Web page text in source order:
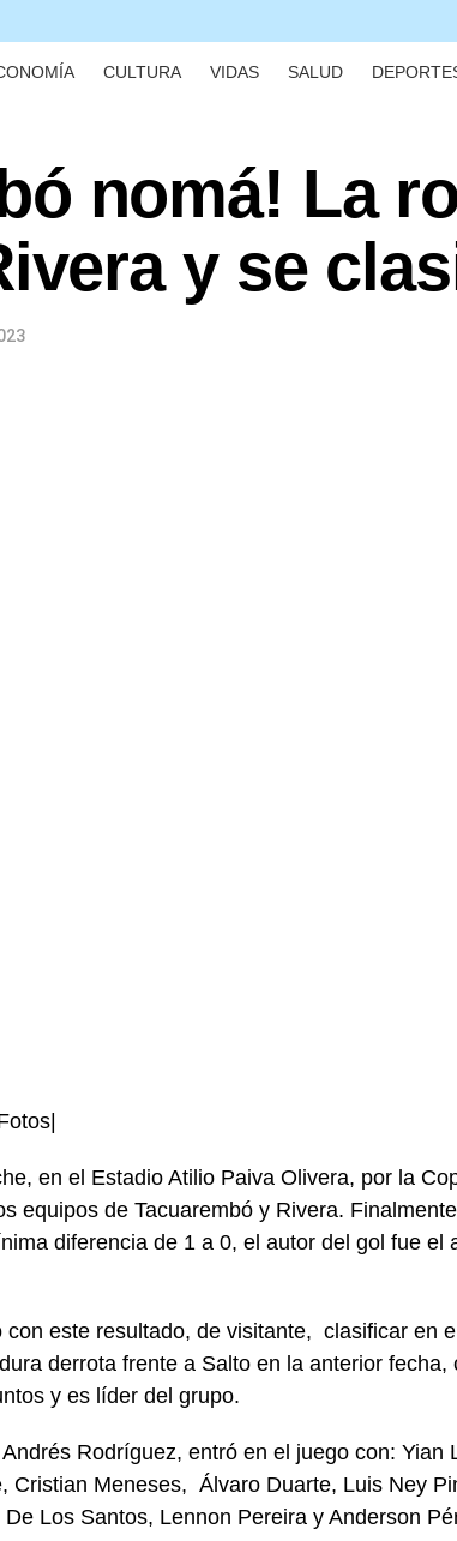
CULTURA VIDAS SALUD
nomá! La
y se
en el Estadio Atilio Paiva Olivera, por la
equipos de Tacuarembó y Rivera.
diferencia de 1 a 0, el autor del gol fue el
con este resultado, de visitante, clasificar en
derrota frente a Salto en la anterior fecha,
y es líder del grupo.
Rodríguez, entró en el juego con: Yian
Cristian Meneses, Álvaro Duarte, Luis Ney
Los Santos, Lennon Pereira y Anderson